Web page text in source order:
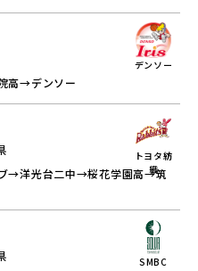
デンソー
高→デンソー
トヨタ紡
織
→洋光台二中→桜花学園高→筑
SMBC